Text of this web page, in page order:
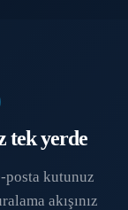
tek yerde
posta kutunuz
akışınız